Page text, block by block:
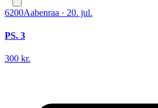
6200Aabenraa · 20. jul.
PS. 3
300 kr.